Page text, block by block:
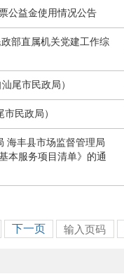
公益金使用情况公告
部直属机关党建工作综
尾市民政局）
民政局）
海丰县市场监督管理局
本服务项目清单》的通
下一页